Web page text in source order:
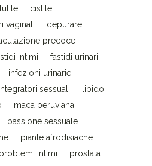
cistite
vaginali
depurare
precoce
intimi
fastidi urinari
infezioni urinarie
sessuali
libido
maca peruviana
passione sessuale
piante afrodisiache
problemi intimi
prostata